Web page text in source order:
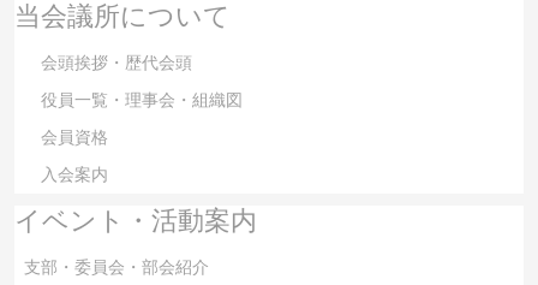
当会議所について
会頭挨拶・歴代会頭
役員一覧・理事会・組織図
会員資格
入会案内
イベント・活動案内
支部・委員会・部会紹介